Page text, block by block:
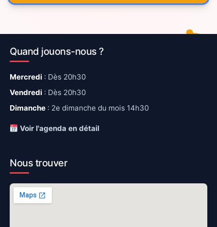
Quand jouons-nous ?
Mercredi : Dès 20h30
Vendredi : Dès 20h30
Dimanche : 2e dimanche du mois 14h30
Voir l'agenda en détail
Nous trouver